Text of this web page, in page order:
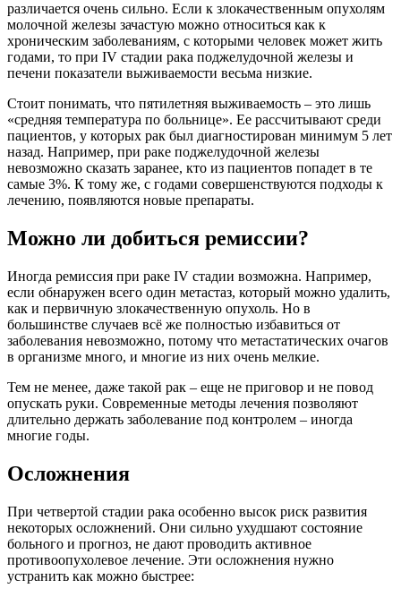
различается очень сильно. Если к злокачественным опухолям
молочной железы зачастую можно относиться как к
хроническим заболеваниям, с которыми человек может жить
годами, то при IV стадии рака поджелудочной железы и
печени показатели выживаемости весьма низкие.
Стоит понимать, что пятилетняя выживаемость – это лишь
«средняя температура по больнице». Ее рассчитывают среди
пациентов, у которых рак был диагностирован минимум 5 лет
назад. Например, при раке поджелудочной железы
невозможно сказать заранее, кто из пациентов попадет в те
самые 3%. К тому же, с годами совершенствуются подходы к
лечению, появляются новые препараты.
Можно ли добиться ремиссии?
Иногда ремиссия при раке IV стадии возможна. Например,
если обнаружен всего один метастаз, который можно удалить,
как и первичную злокачественную опухоль. Но в
большинстве случаев всё же полностью избавиться от
заболевания невозможно, потому что метастатических очагов
в организме много, и многие из них очень мелкие.
Тем не менее, даже такой рак – еще не приговор и не повод
опускать руки. Современные методы лечения позволяют
длительно держать заболевание под контролем – иногда
многие годы.
Осложнения
При четвертой стадии рака особенно высок риск развития
некоторых осложнений. Они сильно ухудшают состояние
больного и прогноз, не дают проводить активное
противоопухолевое лечение. Эти осложнения нужно
устранить как можно быстрее: